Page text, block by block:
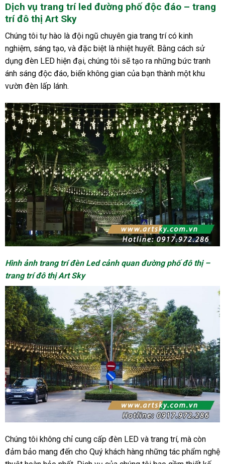
Dịch vụ trang trí led đường phố độc đáo – trang
trí đô thị Art Sky
Chúng tôi tự hào là đội ngũ chuyên gia trang trí có kinh
nghiệm, sáng tạo, và đặc biệt là nhiệt huyết. Bằng cách sử
dụng đèn LED hiện đại, chúng tôi sẽ tạo ra những bức tranh
ánh sáng độc đáo, biến không gian của bạn thành một khu
vườn đèn lấp lánh.
Hình ảnh trang trí đèn Led cảnh quan đường phố đô thị –
trang trí đô thị Art Sky
Chúng tôi không chỉ cung cấp đèn LED và trang trí, mà còn
đảm bảo mang đến cho Quý khách hàng những tác phẩm nghệ